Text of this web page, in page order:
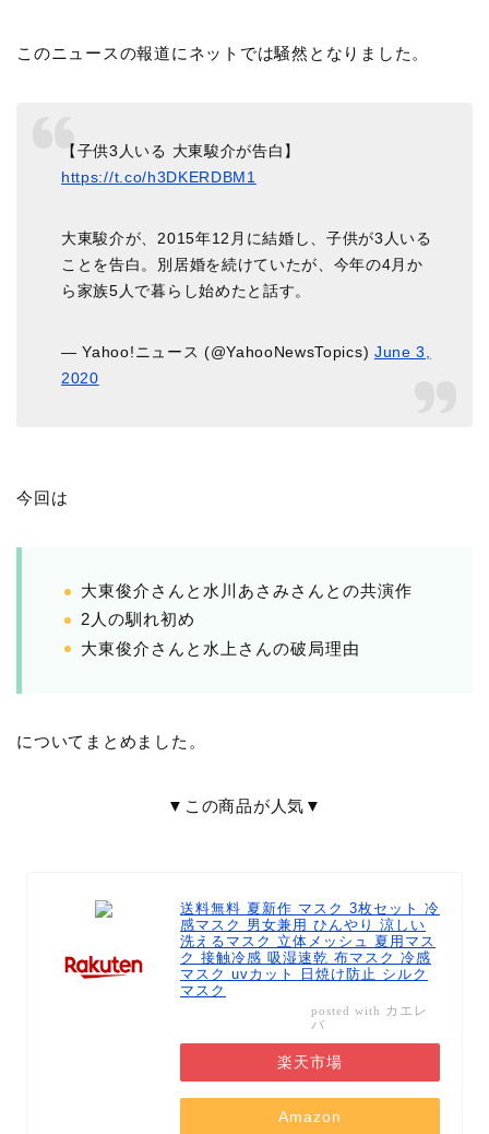
このニュースの報道にネットでは騒然となりました。
【子供3人いる 大東駿介が告白】
https://t.co/h3DKERDBM1
大東駿介が、2015年12月に結婚し、子供が3人いる
ことを告白。別居婚を続けていたが、今年の4月か
ら家族5人で暮らし始めたと話す。
— Yahoo!ニュース (@YahooNewsTopics) June 3,
2020
今回は
大東俊介さんと水川あさみさんとの共演作
2人の馴れ初め
大東俊介さんと水上さんの破局理由
についてまとめました。
▼この商品が人気▼
送料無料 夏新作 マスク 3枚セット 冷
感マスク 男女兼用 ひんやり 涼しい
洗えるマスク 立体メッシュ 夏用マス
ク 接触冷感 吸湿速乾 布マスク 冷感
マスク uvカット 日焼け防止 シルク
マスク
posted with カエレ
バ
楽天市場
Amazon